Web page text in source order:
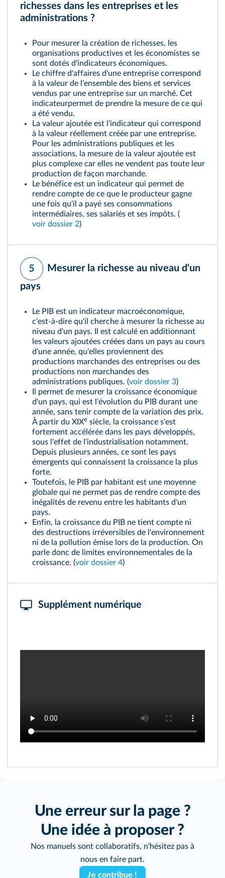
richesses dans les entreprises et les
administrations ?
Pour mesurer la création de richesses, les
organisations productives et les économistes se
sont dotés d'indicateurs économiques.
Le chiffre d'affaires d'une entreprise correspond
à la valeur de l'ensemble des biens et services
vendus par une entreprise sur un marché. Cet
indicateurpermet de prendre la mesure de ce qui
a été vendu.
La valeur ajoutée est l'indicateur qui correspond
à la valeur réellement créée par une entreprise.
Pour les administrations publiques et les
associations, la mesure de la valeur ajoutée est
plus complexe car elles ne vendent pas toute leur
production de façon marchande.
Le bénéfice est un indicateur qui permet de
rendre compte de ce que le producteur gagne
une fois qu'il a payé ses consommations
intermédiaires, ses salariés et ses impôts. (
voir dossier 2)
5
Mesurer la richesse au niveau d'un
pays
Le PIB est un indicateur macroéconomique,
c'est-à-dire qu'il cherche à mesurer la richesse au
niveau d'un pays. Il est calculé en additionnant
les valeurs ajoutées créées dans un pays au cours
d'une année, qu'elles proviennent des
productions marchandes des entreprises ou des
productions non marchandes des
administrations publiques. (voir dossier 3)
Il permet de mesurer la croissance économique
d'un pays, qui est l'évolution du PIB durant une
année, sans tenir compte de la variation des prix.
À partir du XIXe siècle, la croissance s'est
fortement accélérée dans les pays développés,
sous l'effet de l'industrialisation notamment.
Depuis plusieurs années, ce sont les pays
émergents qui connaissent la croissance la plus
forte.
Toutefois, le PIB par habitant est une moyenne
globale qui ne permet pas de rendre compte des
inégalités de revenu entre les habitants d'un
pays.
Enfin, la croissance du PIB ne tient compte ni
des destructions irréversibles de l'environnement
ni de la pollution émise lors de la production. On
parle donc de limites environnementales de la
croissance. (voir dossier 4)
Supplément numérique
Une erreur sur la page ?
Une idée à proposer ?
Nos manuels sont collaboratifs, n'hésitez pas à
nous en faire part.
Je contribue !